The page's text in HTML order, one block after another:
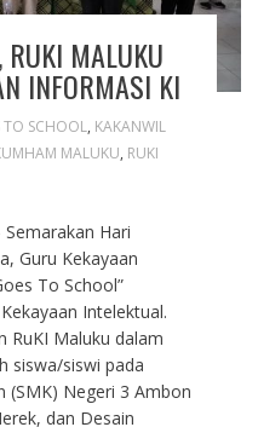
RUKI MALUKU
INFORMASI KI
TO SCHOOL, KAKANWIL
MALUKU, RUKI
Hari
Guru Kekayaan
To School”
Intelektual.
RuKI Maluku dalam
siswa/siswi pada
(SMK) Negeri 3 Ambon
dan Desain